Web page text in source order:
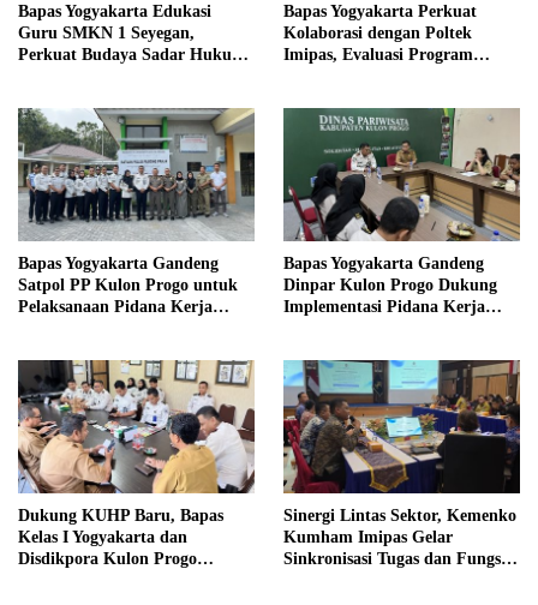
Bapas Yogyakarta Edukasi
Guru SMKN 1 Seyegan,
Perkuat Budaya Sadar Hukum
Bapas Yogyakarta Perkuat
Kolaborasi dengan Poltek
Imipas, Evaluasi Program
Bapas Yogyakarta Gandeng
Satpol PP Kulon Progo untuk
Pelaksanaan Pidana Kerja
Bapas Yogyakarta Gandeng
Dinpar Kulon Progo Dukung
Implementasi Pidana Kerja
Dukung KUHP Baru, Bapas
Kelas I Yogyakarta dan
Disdikpora Kulon Progo
Sinergi Lintas Sektor, Kemenko
Kumham Imipas Gelar
Sinkronisasi Tugas dan Fungsi